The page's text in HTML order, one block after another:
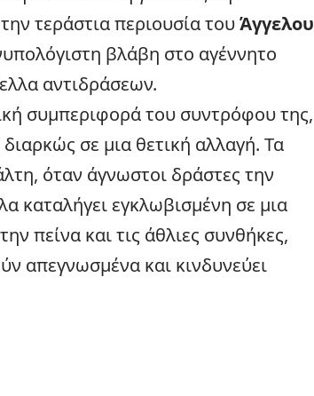
τεράστια περιουσία τουΆγγελου
βλάβη στο αγέννητο
αντιδράσεων.
συμπεριφορά του συντρόφου της,
σε μια θετική αλλαγή. Τα
όταν άγνωστοι δράστες την
καταλήγει εγκλωβισμένη σε μια
πείνα και τις άθλιες συνθήκες,
απεγνωσμένα και κινδυνεύει